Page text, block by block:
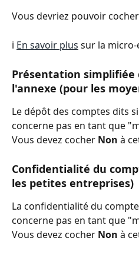
Vous devriez pouvoir cocher
ℹ️ En savoir plus sur la
Présentation simplifiée
l'annexe (pour les
Le dépôt des comptes dits
concerne pas en tant que
Vous devez cocher Non à
Confidentialité du
les petites entreprises)
La confidentialité du
concerne pas en tant que
Vous devez cocher Non à